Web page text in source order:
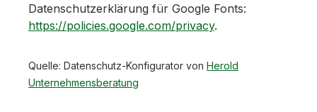
Datenschutzerklärung für Google Fonts:
https://policies.google.com/privacy.
Quelle: Datenschutz-Konfigurator von Herold
Unternehmensberatung